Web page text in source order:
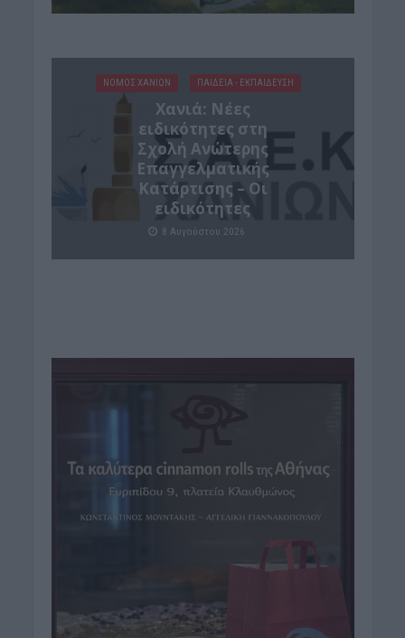
ΝΟΜΌΣ ΧΑΝΊΩΝ ΠΑΙΔΕΙΑ - ΕΚΠΑΙΔΕΥΣΗ
Χανιά: Νέες
ειδικότητες στη
Σχολή Ανώτερης
Επαγγελματικής
Κατάρτισης – Οι
ειδικότητες
8 Αυγούστου 2026